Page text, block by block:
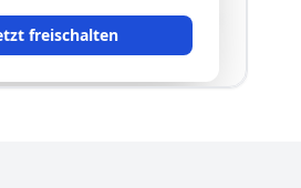
freischalten